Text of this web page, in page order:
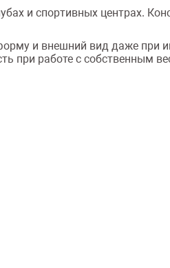
и спортивных центрах.
и внешний вид даже при
при работе с собственным